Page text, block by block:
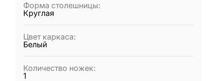
Форма столешницы:
Круглая
Цвет каркаса:
Белый
Количество ножек:
1